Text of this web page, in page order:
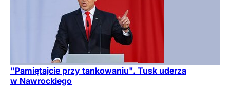
"Pamiętajcie przy tankowaniu". Tusk uderza
w Nawrockiego